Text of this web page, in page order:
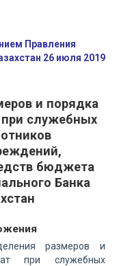
Правления
26 июля 2019
и порядка
служебных
бюджета
Банка
размеров и
при служебных